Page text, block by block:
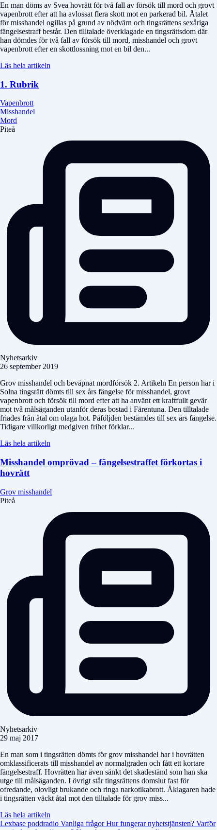
En man döms av Svea hovrätt för två fall av försök till mord och grovt
vapenbrott efter att ha avlossat flera skott mot en parkerad bil. Åtalet
för misshandel ogillas på grund av nödvärn och tingsrättens sexåriga
fängelsestraff består. Den tilltalade överklagade en tingsrättsdom där
han dömdes för två fall av försök till mord, misshandel och grovt
vapenbrott efter en skottlossning mot en bil den...
Läs hela artikeln
1. Rubrik
Vapenbrott
Misshandel
Mord
Piteå
Nyhetsarkiv
26 september 2019
Grov misshandel och beväpnat mordförsök 2. Artikeln En person har i
Solna tingsrätt dömts till sex års fängelse för misshandel, grovt
vapenbrott och försök till mord efter att ha använt ett kraftfullt gevär
mot två målsäganden utanför deras bostad i Färentuna. Den tilltalade
friades från åtal om olaga hot. Påföljden bestämdes till sex års fängelse.
Tidigare villkorligt medgiven frihet förklar...
Läs hela artikeln
Misshandel omprövad – fängelsestraffet förkortas i
hovrätt
Grov misshandel
Piteå
Nyhetsarkiv
29 maj 2017
En man som i tingsrätten dömts för grov misshandel har i hovrätten
omklassificerats till misshandel av normalgraden och fått ett kortare
fängelsestraff. Hovrätten har även sänkt det skadestånd som han ska
utge till målsäganden. I övrigt står tingsrättens domslut fast för
ofredande, olovligt brukande och ringa narkotikabrott. Åklagaren hade
i tingsrätten väckt åtal mot den tilltalade för grov miss...
Läs hela artikeln
Lexbase poddradio Vanliga frågorHur fungerar nyhetstjänsten? Varför